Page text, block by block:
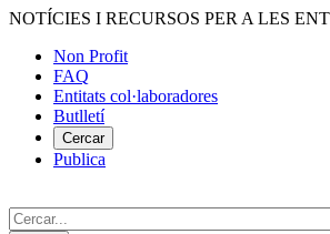
Vés
contingut
NOTÍCIES I RECURSOS PER A LES
Menú
del
compte
d'usuari
Non Profit
FAQ
Entitats col·laboradores
Butlletí
Cercar
Publica
Cerca